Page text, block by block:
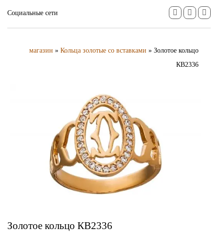
Социальные сети
магазин » Кольца золотые со вставками » Золотое кольцо
КВ2336
Золотое кольцо КВ2336